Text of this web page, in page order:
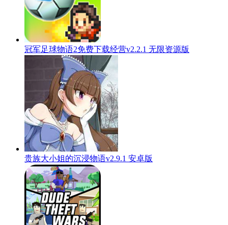
冠军足球物语2免费下载经营v2.2.1 无限资源版
贵族大小姐的沉浸物语v2.9.1 安卓版